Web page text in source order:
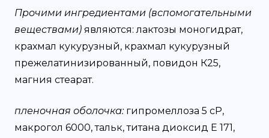
Прочими ингредиентами (вспомогательными
веществами) являются: лактозы моногидрат,
крахмал кукурузный, крахмал кукурузный
прежелатинизированный, повидон К25,
магния стеарат.
пленочная оболочка: гипромеллоза 5 cP,
макрогол 6000, тальк, титана диоксид Е 171,